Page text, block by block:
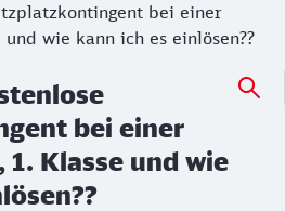
bei einer
wie kann ich es einlösen??
bei einer
1. Klasse und wie